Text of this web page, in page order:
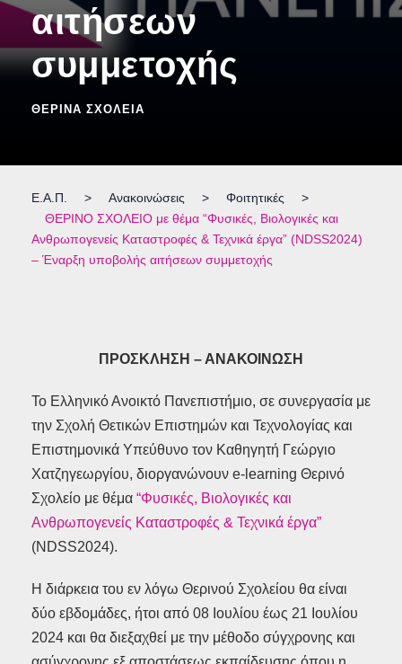
αιτήσεων
συμμετοχής
ΘΕΡΙΝΆ ΣΧΟΛΕΊΑ
Ε.Α.Π. > Ανακοινώσεις > Φοιτητικές
>
ΘΕΡΙΝΟ ΣΧΟΛΕΙΟ με θέμα “Φυσικές, Βιολογικές και
Ανθρωπογενείς Καταστροφές & Τεχνικά έργα” (NDSS2024)
– Έναρξη υποβολής αιτήσεων συμμετοχής
ΠΡΟΣΚΛΗΣΗ – ΑΝΑΚΟΙΝΩΣΗ
Το Ελληνικό Ανοικτό Πανεπιστήμιο, σε συνεργασία με
την Σχολή Θετικών Επιστημών και Τεχνολογίας και
Επιστημονικά Υπεύθυνο τον Καθηγητή Γεώργιο
Χατζηγεωργίου, διοργανώνουν e-learning Θερινό
Σχολείο με θέμα “Φυσικές, Βιολογικές και
Ανθρωπογενείς Καταστροφές & Τεχνικά έργα”
(NDSS2024).
Η διάρκεια του εν λόγω Θερινού Σχολείου θα είναι
δύο εβδομάδες, ήτοι από 08 Ιουλίου έως 21 Ιουλίου
2024 και θα διεξαχθεί με την μέθοδο σύγχρονης και